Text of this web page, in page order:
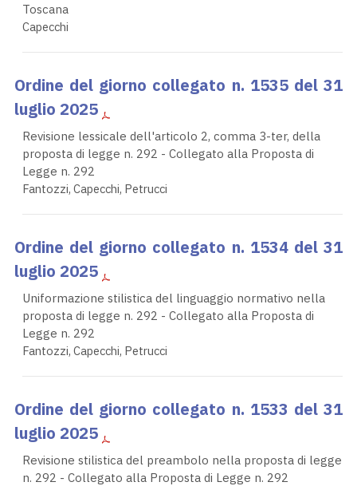
Toscana
Capecchi
Ordine del giorno collegato n. 1535 del 31
luglio 2025
Revisione lessicale dell'articolo 2, comma 3-ter, della
proposta di legge n. 292 - Collegato alla Proposta di
Legge n. 292
Fantozzi, Capecchi, Petrucci
Ordine del giorno collegato n. 1534 del 31
luglio 2025
Uniformazione stilistica del linguaggio normativo nella
proposta di legge n. 292 - Collegato alla Proposta di
Legge n. 292
Fantozzi, Capecchi, Petrucci
Ordine del giorno collegato n. 1533 del 31
luglio 2025
Revisione stilistica del preambolo nella proposta di legge
n. 292 - Collegato alla Proposta di Legge n. 292